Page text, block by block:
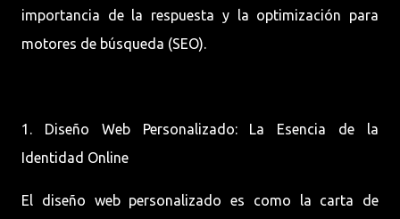
importancia de la respuesta y la optimización para
motores de búsqueda (SEO).
1. Diseño Web Personalizado: La Esencia de la
Identidad Online
El diseño web personalizado es como la carta de